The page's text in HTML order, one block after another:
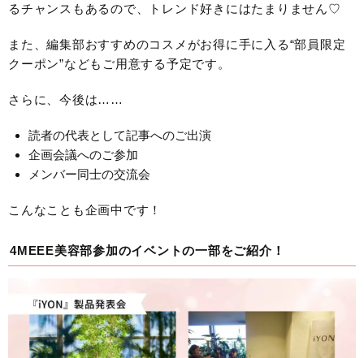
るチャンスもあるので、トレンド好きにはたまりません♡
また、編集部おすすめのコスメがお得に手に入る“部員限定
クーポン”などもご用意する予定です。
さらに、今後は……
読者の代表として記事へのご出演
企画会議へのご参加
メンバー同士の交流会
こんなことも企画中です！
4MEEE美容部参加のイベントの一部をご紹介！